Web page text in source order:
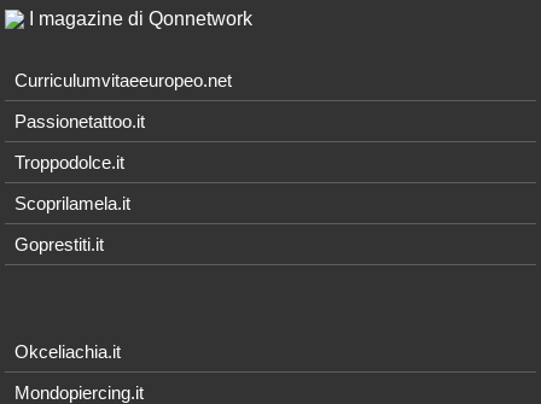
I magazine di Qonnetwork
Curriculumvitaeeuropeo.net
Passionetattoo.it
Troppodolce.it
Scoprilamela.it
Goprestiti.it
Okceliachia.it
Mondopiercing.it